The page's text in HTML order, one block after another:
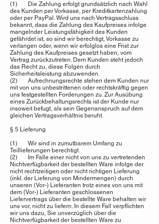
(1) Die Zahlung erfolgt grundsätzlich nach Wahl
des Kunden per Vorkasse, per Kreditkartenzahlung
oder per PayPal. Wird uns nach Vertragsschluss
bekannt, dass die Zahlung des Kaufpreises infolge
mangelnder Leistungsfähigkeit des Kunden
gefährdet ist, so sind wir berechtigt, Vorkasse zu
verlangen oder, wenn wir erfolglos eine Frist zur
Zahlung des Kaufpreises gesetzt haben, vom
Vertrag zurückzutreten. Dem Kunden steht jedoch
das Recht zu, diese Folgen durch
Sicherheitsleistung abzuwenden.
(2) Aufrechnungsrechte stehen dem Kunden nur
mit von uns unbestrittenen oder rechtskräftig gegen
uns festgestellten Forderungen zu. Zur Ausübung
eines Zurückbehaltungsrechts ist der Kunde nur
insoweit befugt, als sein Gegenanspruch auf dem
gleichen Vertragsverhältnis beruht.
§ 5 Lieferung
(1) Wir sind in zumutbarem Umfang zu
Teillieferungen berechtigt.
(2) Im Falle einer nicht von uns zu vertretenden
Nichtverfügbarkeit der bestellten Ware infolge der
nicht rechtzeitigen oder nicht richtigen Lieferung
(inkl. der Lieferung von Mindermengen) durch
unseren (Vor-) Lieferanten trotz eines von uns mit
dem (Vor-) Lieferanten geschlossenen
Liefervertrags über die bestellte Ware behalten wir
uns vor, nicht zu liefern. In diesem Fall verpflichten
wir uns dazu, Sie unverzüglich über die
Nichtverfügbarkeit der bestellten Ware zu